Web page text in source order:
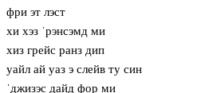
фри эт лэст
хи хэз ˈрэнсэмд ми
хиз грейс ранз дип
уайл ай уаз э слейв ту син
ˈджизэс дайд фор ми